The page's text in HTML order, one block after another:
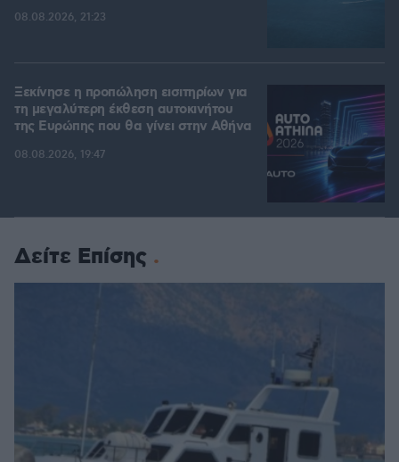
08.08.2026, 21:23
Ξεκίνησε η προπώληση εισιτηρίων για
τη μεγαλύτερη έκθεση αυτοκινήτου
της Ευρώπης που θα γίνει στην Αθήνα
08.08.2026, 19:47
Δείτε Επίσης